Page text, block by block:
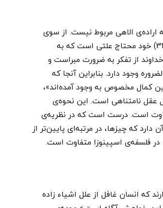
الاهی مربوط نیست. از سوی
دیگر، خداوند دارای اراده نیست؛ چرا که اراده (نظر به نتیجه‌ی 2 قضیه‌ی 32) خود محتاج علتی است که به
از تفکر به ضرورت مبراست و
وجود دارد. بنابراین آنجا که
کمال مخصوص به وجود آمده‌اند»،
عقل نامتناهی است. این نحوه‌ی
است. درست است که در نظریه‌ی
که چیزها، در مرتبه‌ای پایین‌تر از
فلسفه‌ی اسپینوزا متفاوت است.
که انسان غافل از علل اشیاء زاده